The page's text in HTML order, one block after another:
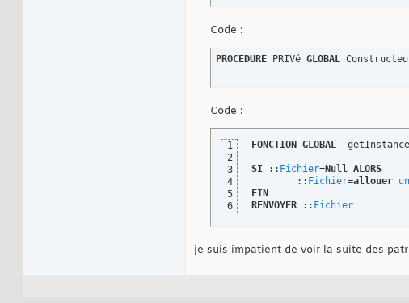
Code :
PROCEDURE PRIVé GLOBAL
Code :
1
2
3
4
5
6
FONCTION GLOBAL
  getInstance
SI :: Fichier=Null
ALORS
	::
Fichier=allouer un
FIN
RENVOYER :: Fichier
je suis impatient de voir la suite des